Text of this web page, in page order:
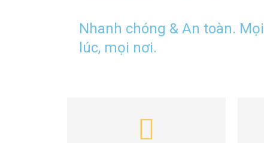
Nhanh chóng & An toàn. Mọi
lúc, mọi nơi.